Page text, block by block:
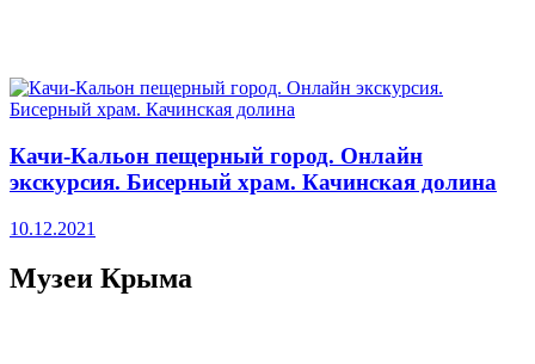
Качи-Кальон пещерный город. Онлайн
экскурсия. Бисерный храм. Качинская долина
10.12.2021
Музеи Крыма